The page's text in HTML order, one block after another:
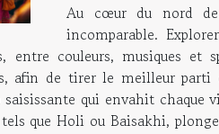
Au cœur du nord de
incomparable.
entre couleurs, musiques
afin de tirer le meilleur parti
qui envahit
que Holi ou Baisakhi,